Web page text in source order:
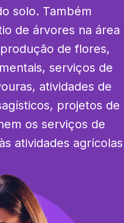
solo. Também
de árvores na área
de flores,
serviços de
atividades de
projetos de
os serviços de
atividades agrícolas